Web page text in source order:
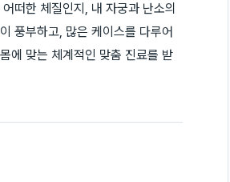
떠한 체질인지, 내 자궁과 난소의
풍부하고, 많은 케이스를 다루어
에 맞는 체계적인 맞춤 진료를 받